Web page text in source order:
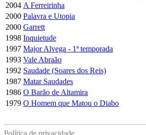
2004 A Ferreirinha
2000 Palavra e Utopia
2000 Garrett
1998 Inquietude
1997 Major Alvega - 1ª temporada
1993 Vale Abraão
1992 Saudade (Soares dos Reis)
1987 Matar Saudades
1986 O Barão de Altamira
1979 O Homem que Matou o Diabo
Política de privacidade